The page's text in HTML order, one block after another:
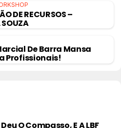
DE RECURSOS –
De Barra Mansa
Profissionais!
O Compasso, E A LBF